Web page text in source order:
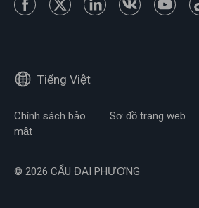
Tiếng Việt
Chính sách bảo
mật
Sơ đồ trang web
© 2026 CẨU ĐẠI PHƯƠNG